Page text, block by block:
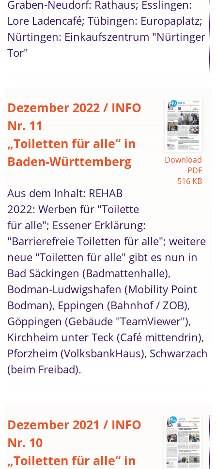
Graben-Neudorf: Rathaus; Esslingen:
Lore Ladencafé; Tübingen: Europaplatz;
Nürtingen: Einkaufszentrum "Nürtinger
Tor"
Download
PDF
516 KB
Dezember 2022 / INFO
Nr. 11
„Toiletten für alle“ in
Baden-Württemberg
Aus dem Inhalt: REHAB
2022: Werben für "Toilette
für alle"; Essener Erklärung:
"Barrierefreie Toiletten für alle"; weitere
neue "Toiletten für alle" gibt es nun in
Bad Säckingen (Badmattenhalle),
Bodman-Ludwigshafen (Mobility Point
Bodman), Eppingen (Bahnhof / ZOB),
Göppingen (Gebäude "TeamViewer"),
Kirchheim unter Teck (Café mittendrin),
Pforzheim (VolksbankHaus), Schwarzach
(beim Freibad).
Dezember 2021 / INFO
Nr. 10
„Toiletten für alle“ in